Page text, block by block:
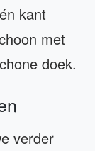
kant
met
doek.
verder